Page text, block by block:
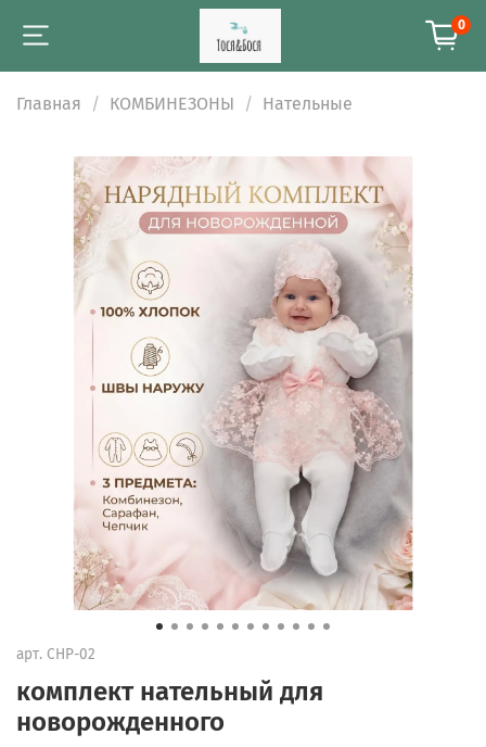
0
Главная КОМБИНЕЗОНЫ Нательные
арт. CHP-02
комплект нательный для
новорожденного